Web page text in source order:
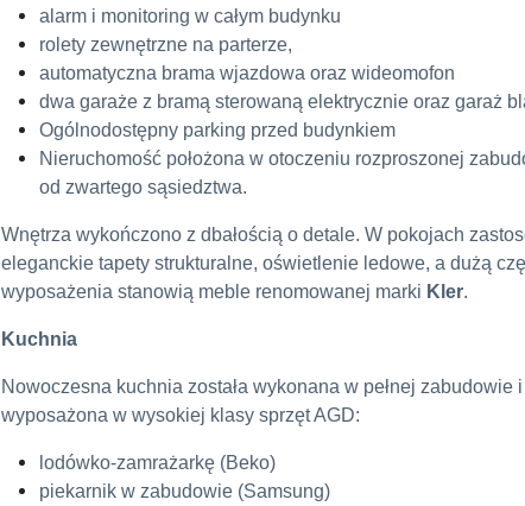
alarm i monitoring w całym budynku
rolety zewnętrzne na parterze,
automatyczna brama wjazdowa oraz wideomofon
dwa garaże z bramą sterowaną elektrycznie oraz garaż
Ogólnodostępny parking przed budynkiem
Nieruchomość położona w otoczeniu rozproszonej
od zwartego sąsiedztwa.
Wnętrza wykończono z dbałością o detale. W pokojach
eleganckie tapety strukturalne, oświetlenie ledowe, a dużą
wyposażenia stanowią meble renomowanej marki Kler.
Kuchnia
Nowoczesna kuchnia została wykonana w pełnej zabudowie i
wyposażona w wysokiej klasy sprzęt AGD:
lodówko-zamrażarkę (Beko)
piekarnik w zabudowie (Samsung)